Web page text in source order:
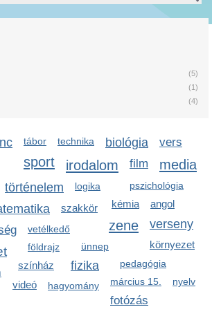
(5)
(1)
(4)
tábor technika biológia vers
sport irodalom media
pszichológia
történelem logika
kémia angol
szakkör
zene verseny
vetélkedő
környezet
ünnep
földrajz
film
pedagógia
fizika
színház
március 15. nyelv
videó hagyomány
fotózás